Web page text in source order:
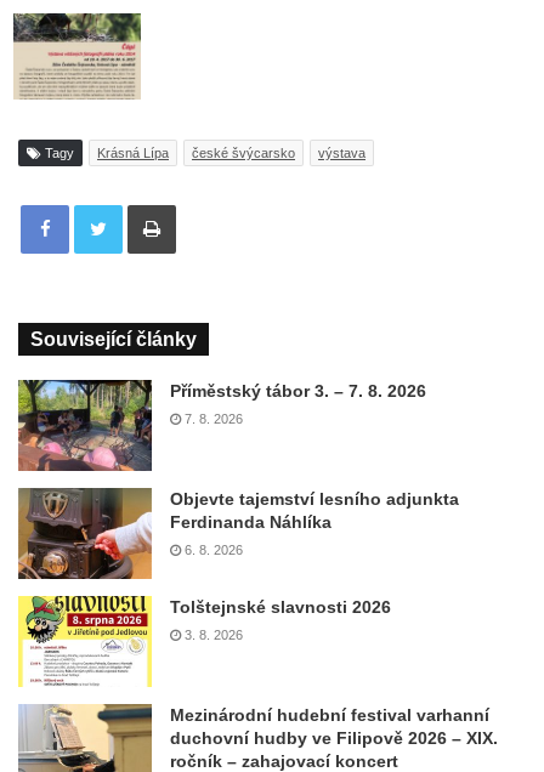
Tagy Krásná Lípa české švýcarsko výstava
Tisknout
Související články
Příměstský tábor 3. – 7. 8. 2026
7. 8. 2026
Objevte tajemství lesního adjunkta
Ferdinanda Náhlíka
6. 8. 2026
Tolštejnské slavnosti 2026
3. 8. 2026
Mezinárodní hudební festival varhanní
duchovní hudby ve Filipově 2026 – XIX.
ročník – zahajovací koncert